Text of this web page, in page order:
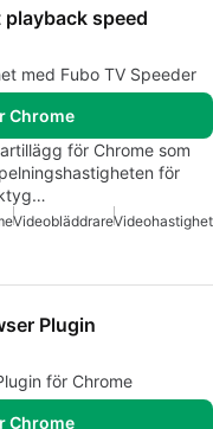
playback speed
med Fubo TV Speeder
Chrome
för Chrome som
för
VideobläddrareVideohastighet
Plugin
för Chrome
Chrome